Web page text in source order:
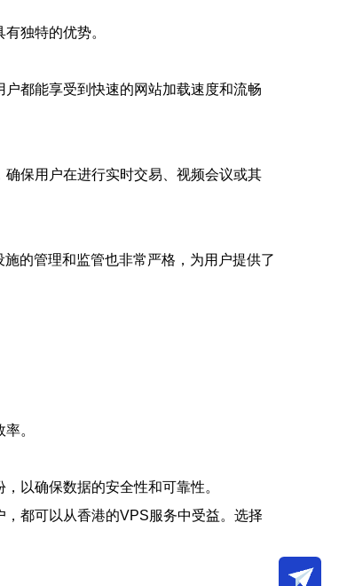
独特的优势。
都能享受到快速的网站加载速度和流畅
保用户在进行实时交易、视频会议或其
的管理和监管也非常严格，为用户提供了
。
以确保数据的安全性和可靠性。
都可以从香港的VPS服务中受益。选择